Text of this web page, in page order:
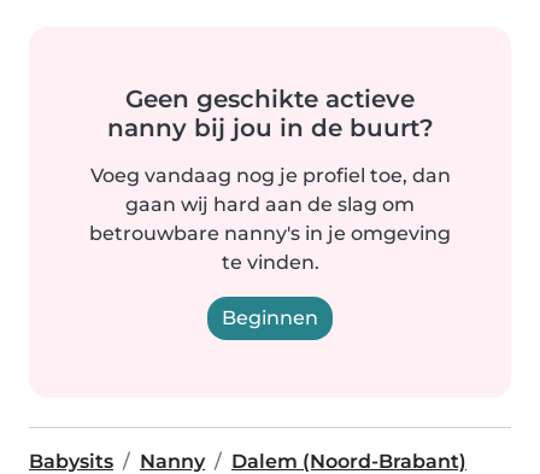
Geen geschikte actieve
nanny bij jou in de buurt?
Voeg vandaag nog je profiel toe, dan
gaan wij hard aan de slag om
betrouwbare nanny's in je omgeving
te vinden.
Beginnen
Babysits Nanny Dalem (Noord-Brabant)